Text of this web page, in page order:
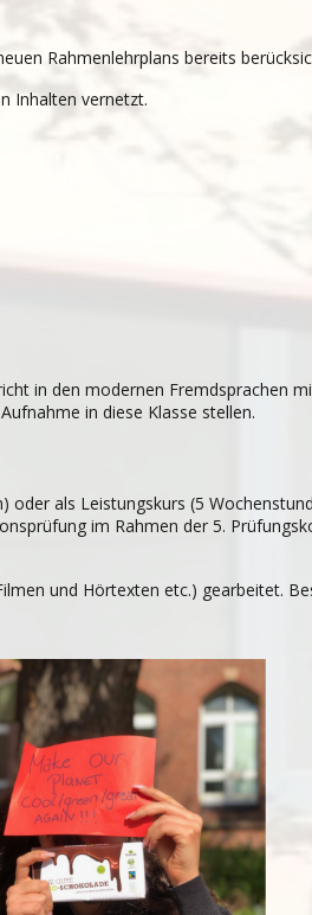
Rahmenlehrplans bereits
Inhalten vernetzt.
in den moder­nen Fremd­spra­chen
in diese Klasse stellen.
als Leis­tungs­kurs (5
im Rah­men der 5.
und Hör­tex­ten etc.) gear­bei­tet.